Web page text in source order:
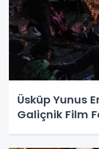
Üsküp Yunus
Galiçnik Film